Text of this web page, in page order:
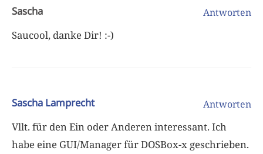
Sascha Antworten
Saucool, danke Dir! :-)
Sascha Lamprecht Antworten
Vllt. für den Ein oder Anderen interessant. Ich
habe eine GUI/Manager für DOSBox-x geschrieben.